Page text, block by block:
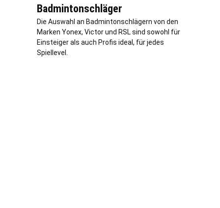
Badmintonschläger
Die Auswahl an Badmintonschlägern von den
Marken Yonex, Victor und RSL sind sowohl für
Einsteiger als auch Profis ideal, für jedes
Spiellevel.